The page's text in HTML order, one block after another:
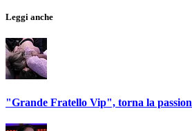
Leggi anche
"Grande Fratello Vip", torna la